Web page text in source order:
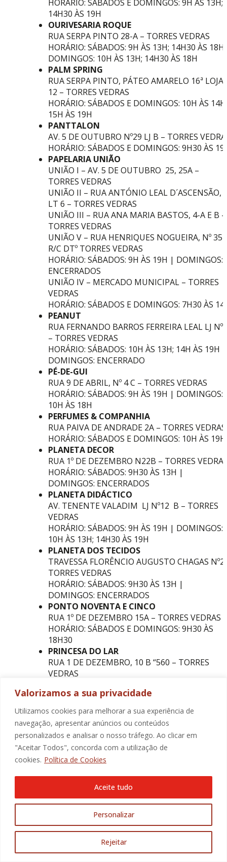
Valorizamos a sua privacidade
Utilizamos cookies para melhorar a sua experiência de
navegação, apresentar anúncios ou conteúdos
personalizados e analisar o nosso tráfego. Ao clicar em
"Aceitar Todos", concorda com a utilização de
cookies. Política de Cookies
Personalizar
Rejeitar
Aceite tudo
HORÁRIO: SÁBADOS E DOMINGOS: 9H ÀS 13H;
14H30 ÀS 19H
OURIVESARIA ROQUE
RUA SERPA PINTO 28-A – TORRES VEDRAS
HORÁRIO: SÁBADOS: 9H ÀS 13H; 14H30 ÀS
DOMINGOS: 10H ÀS 13H; 14H30 ÀS 18H
PALM SPRING
RUA SERPA PINTO, PÁTEO AMARELO 16ª LOJA
12 – TORRES VEDRAS
HORÁRIO: SÁBADOS E DOMINGOS: 10H ÀS 14H;
15H ÀS 19H
PANTTALON
AV. 5 DE OUTUBRO Nº29 LJ B – TORRES
HORÁRIO: SÁBADOS E DOMINGOS: 9H30 ÀS
PAPELARIA UNIÃO
UNIÃO I – AV. 5 DE OUTUBRO 25, 25A –
TORRES VEDRAS
UNIÃO II – RUA ANTÓNIO LEAL D´ASCENSÃO,
LT 6 – TORRES VEDRAS
UNIÃO III – RUA ANA MARIA BASTOS, 4-A E B –
TORRES VEDRAS
UNIÃO V – RUA HENRIQUES NOGUEIRA, Nº 35
R/C DTº TORRES VEDRAS
HORÁRIO: SÁBADOS: 9H ÀS 19H | DOMINGOS:
ENCERRADOS
UNIÃO IV – MERCADO MUNICIPAL – TORRES
VEDRAS
HORÁRIO: SÁBADOS E DOMINGOS: 7H30 ÀS
PEANUT
RUA FERNANDO BARROS FERREIRA LEAL LJ Nº3
– TORRES VEDRAS
HORÁRIO: SÁBADOS: 10H ÀS 13H; 14H ÀS 19H |
DOMINGOS: ENCERRADO
PÉ-DE-GUI
RUA 9 DE ABRIL, Nº 4 C – TORRES VEDRAS
HORÁRIO: SÁBADOS: 9H ÀS 19H | DOMINGOS:
10H ÀS 18H
PERFUMES & COMPANHIA
RUA PAIVA DE ANDRADE 2A – TORRES VEDRAS
HORÁRIO: SÁBADOS E DOMINGOS: 10H ÀS 19H
PLANETA DECOR
RUA 1º DE DEZEMBRO N22B – TORRES
HORÁRIO: SÁBADOS: 9H30 ÀS 13H |
DOMINGOS: ENCERRADOS
PLANETA DIDÁCTICO
AV. TENENTE VALADIM LJ Nº12 B – TORRES
VEDRAS
HORÁRIO: SÁBADOS: 9H ÀS 19H | DOMINGOS:
10H ÀS 13H; 14H30 ÀS 19H
PLANETA DOS TECIDOS
TRAVESSA FLORÊNCIO AUGUSTO CHAGAS Nº2
TORRES VEDRAS
HORÁRIO: SÁBADOS: ​​9H30 ÀS 13H |
DOMINGOS: ENCERRADOS
PONTO NOVENTA E CINCO
RUA 1º DE DEZEMBRO 15A – TORRES VEDRAS
HORÁRIO: SÁBADOS E DOMINGOS: 9H30 ÀS
18H30
PRINCESA DO LAR
RUA 1 DE DEZEMBRO, 10 B “560 – TORRES
VEDRAS
19H | DOMINGOS: 10H ÀS 13H; 14H30 ÀS
PROCOSMETICOS
LOJA Nº2, PISO 1 MERCADO MUNICIPAL DE
TORRES VEDRAS
HORÁRIO: SÁBADOS: 9H30 ÀS 13H; DOMINGOS:
ENCERRADOS
QUEBRAMAR
PÇ 25 DE ABRIL, Nº6 – TORRES VEDRAS
HORÁRIO: SÁBADOS E DOMINGOS: 10H ÀS 19H
RELOJOARIA ANIANO
RUA SERPA PINTO Nº26 – TORRES VEDRAS
HORÁRIO: SÁBADOS: 9H ÀS 13H; 14H ÀS 18H |
DOMINGOS: 14H ÀS 18H
RUA 1 DE DEZEMBRO EDF. SANTA CRUZ Nº17